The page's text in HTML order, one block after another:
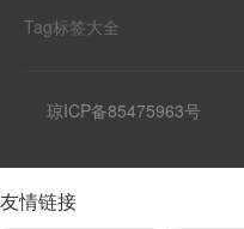
Tag标签大全
琼ICP备85475963号
友情链接